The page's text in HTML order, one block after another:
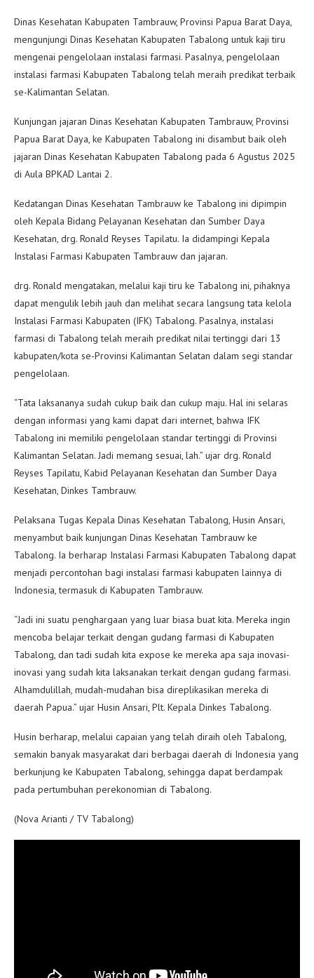
Dinas Kesehatan Kabupaten Tambrauw, Provinsi Papua Barat Daya,
mengunjungi Dinas Kesehatan Kabupaten Tabalong untuk kaji tiru
mengenai pengelolaan instalasi farmasi. Pasalnya, pengelolaan
instalasi farmasi Kabupaten Tabalong telah meraih predikat terbaik
se-Kalimantan Selatan.
Kunjungan jajaran Dinas Kesehatan Kabupaten Tambrauw, Provinsi
Papua Barat Daya, ke Kabupaten Tabalong ini disambut baik oleh
jajaran Dinas Kesehatan Kabupaten Tabalong pada 6 Agustus 2025
di Aula BPKAD Lantai 2.
Kedatangan Dinas Kesehatan Tambrauw ke Tabalong ini dipimpin
oleh Kepala Bidang Pelayanan Kesehatan dan Sumber Daya
Kesehatan, drg. Ronald Reyses Tapilatu. Ia didampingi Kepala
Instalasi Farmasi Kabupaten Tambrauw dan jajaran.
drg. Ronald mengatakan, melalui kaji tiru ke Tabalong ini, pihaknya
dapat mengulik lebih jauh dan melihat secara langsung tata kelola
Instalasi Farmasi Kabupaten (IFK) Tabalong. Pasalnya, instalasi
farmasi di Tabalong telah meraih predikat nilai tertinggi dari 13
kabupaten/kota se-Provinsi Kalimantan Selatan dalam segi standar
pengelolaan.
“Tata laksananya sudah cukup baik dan cukup maju. Hal ini selaras
dengan informasi yang kami dapat dari internet, bahwa IFK
Tabalong ini memiliki pengelolaan standar tertinggi di Provinsi
Kalimantan Selatan. Jadi memang sesuai, lah.” ujar drg. Ronald
Reyses Tapilatu, Kabid Pelayanan Kesehatan dan Sumber Daya
Kesehatan, Dinkes Tambrauw.
Pelaksana Tugas Kepala Dinas Kesehatan Tabalong, Husin Ansari,
menyambut baik kunjungan Dinas Kesehatan Tambrauw ke
Tabalong. Ia berharap Instalasi Farmasi Kabupaten Tabalong dapat
menjadi percontohan bagi instalasi farmasi kabupaten lainnya di
Indonesia, termasuk di Kabupaten Tambrauw.
“Jadi ini suatu penghargaan yang luar biasa buat kita. Mereka ingin
mencoba belajar terkait dengan gudang farmasi di Kabupaten
Tabalong, dan tadi sudah kita expose ke mereka apa saja inovasi-
inovasi yang sudah kita laksanakan terkait dengan gudang farmasi.
Alhamdulillah, mudah-mudahan bisa direplikasikan mereka di
daerah Papua.” ujar Husin Ansari, Plt. Kepala Dinkes Tabalong.
Husin berharap, melalui capaian yang telah diraih oleh Tabalong,
semakin banyak masyarakat dari berbagai daerah di Indonesia yang
berkunjung ke Kabupaten Tabalong, sehingga dapat berdampak
pada pertumbuhan perekonomian di Tabalong.
(Nova Arianti / TV Tabalong)